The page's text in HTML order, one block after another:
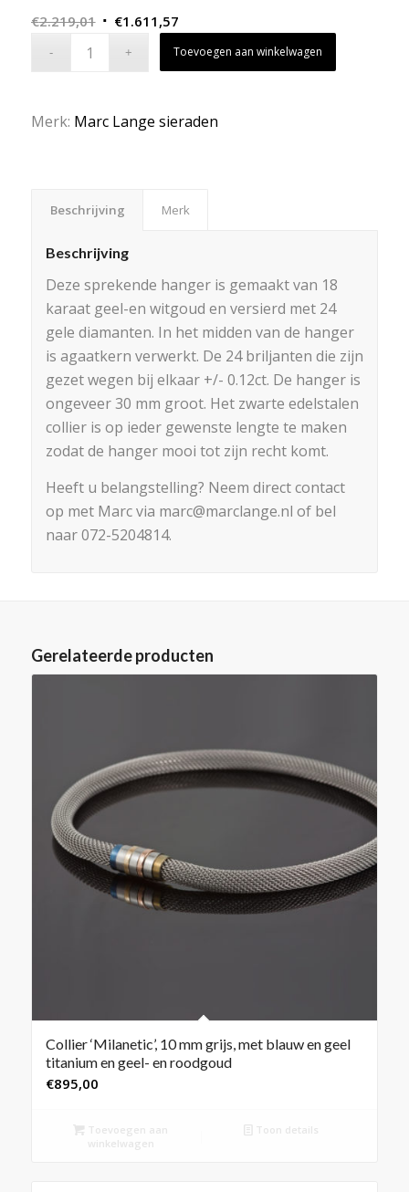
€2.219,01 Oorspronkelijke
€1.611,57Huidige
Toevoegen aan winkelwagen
Merk: Marc Lange sieraden
Beschrijving Merk
Beschrijving
Deze sprekende hanger is gemaakt van 18
karaat geel-en witgoud en versierd met 24
gele diamanten. In het midden van de hanger
is agaatkern verwerkt. De 24 briljanten die zijn
gezet wegen bij elkaar +/- 0.12ct. De hanger is
ongeveer 30 mm groot. Het zwarte edelstalen
collier is op ieder gewenste lengte te maken
zodat de hanger mooi tot zijn recht komt.
Heeft u belangstelling? Neem direct contact
op met Marc via marc@marclange.nl of bel
naar 072-5204814.
Gerelateerde producten
Collier ‘Milanetic’, 10 mm grijs, met blauw en geel
titanium en geel- en roodgoud
€895,00
Toevoegen aan
winkelwagen
Toon details